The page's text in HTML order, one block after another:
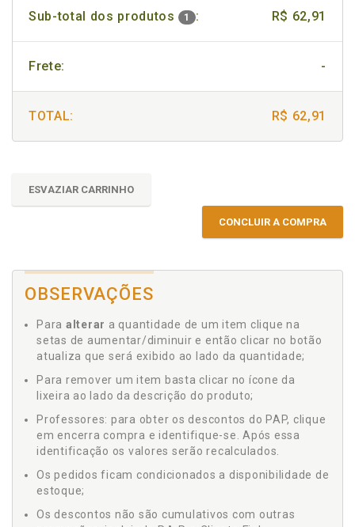
Sub-total dos produtos 1 : R$ 62,91
Frete: -
TOTAL: R$ 62,91
ESVAZIAR CARRINHO
CONCLUIR A COMPRA
OBSERVAÇÕES
Para alterar a quantidade de um item clique na
setas de aumentar/diminuir e então clicar no botão
atualiza que será exibido ao lado da quantidade;
Para remover um item basta clicar no ícone da
lixeira ao lado da descrição do produto;
Professores: para obter os descontos do PAP, clique
em encerra compra e identifique-se. Após essa
identificação os valores serão recalculados.
Os pedidos ficam condicionados a disponibilidade de
estoque;
Os descontos não são cumulativos com outras